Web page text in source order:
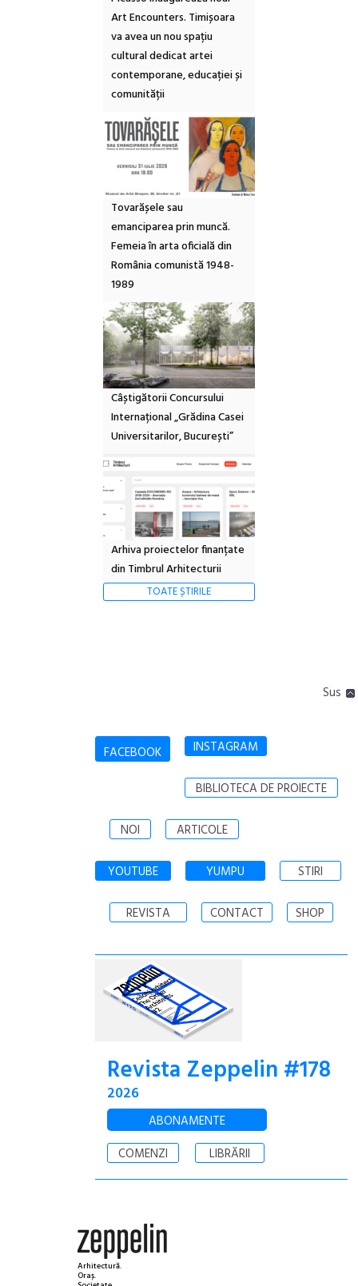
Art Encounters. Timișoara
va avea un nou spațiu
cultural dedicat artei
contemporane, educației și
comunității
Tovarășele sau
emanciparea prin muncă.
Femeia în arta oficială din
România comunistă 1948-
1989
Câștigătorii Concursului
Internațional „Grădina Casei
Universitarilor, București”
Arhiva proiectelor finanțate
din Timbrul Arhitecturii
TOATE ȘTIRILE
Sus
FACEBOOK INSTAGRAM
BIBLIOTECA DE PROIECTE
NOI ARTICOLE
YOUTUBE YUMPU STIRI
REVISTA CONTACT SHOP
Revista Zeppelin #178
2026
ABONAMENTE
COMENZI
LIBRĂRII
Arhitectură.
Oraș.